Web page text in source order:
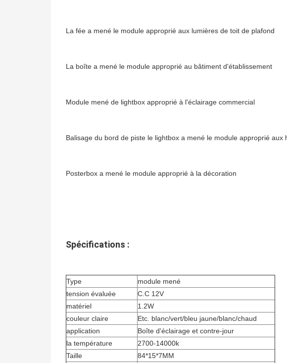
La fée a mené le module approprié aux lumières de toit de plafond
La boîte a mené le module approprié au bâtiment d'établissement
Module mené de lightbox approprié à l'éclairage commercial
Balisage du bord de piste le lightbox a mené le module approprié aux
Posterbox a mené le module approprié à la décoration
Spécifications :
Type
module mené
tension évaluée
C.C 12V
matériel
1.2W
couleur claire
Etc. blanc/vert/bleu jaune/blanc/chaud
application
Boîte d'éclairage et contre-jour
la température
2700-14000k
Taille
84*15*7MM